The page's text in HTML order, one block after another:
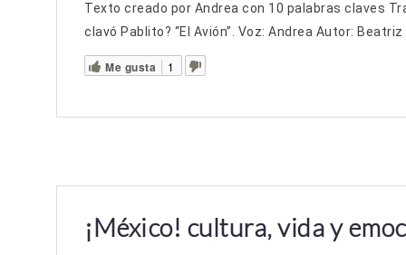
Texto creado por Andrea con 10 palabras claves
clavó Pablito? “El Avión”. Voz: Andrea Autor:
Me gusta 1
¡México! cultura, vida y